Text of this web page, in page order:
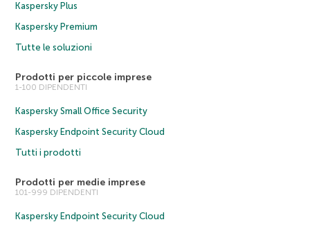
Kaspersky Plus
Kaspersky Premium
Tutte le soluzioni
Prodotti per piccole imprese
1-100 DIPENDENTI
Kaspersky Small Office Security
Kaspersky Endpoint Security Cloud
Tutti i prodotti
Prodotti per medie imprese
101-999 DIPENDENTI
Kaspersky Endpoint Security Cloud